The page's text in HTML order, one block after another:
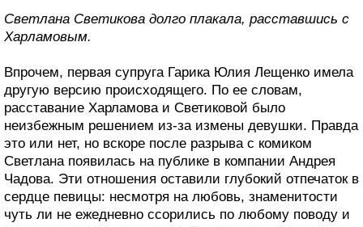
Светлана Светикова долго плакала, расставшись с
Харламовым.
Впрочем, первая супруга Гарика Юлия Лещенко имела
другую версию происходящего. По ее словам,
расставание Харламова и Светиковой было
неизбежным решением из-за измены девушки. Правда
это или нет, но вскоре после разрыва с комиком
Светлана появилась на публике в компании Андрея
Чадова. Эти отношения оставили глубокий отпечаток в
сердце певицы: несмотря на любовь, знаменитости
чуть ли не ежедневно ссорились по любому поводу и